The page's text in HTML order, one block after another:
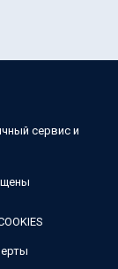
сервис и